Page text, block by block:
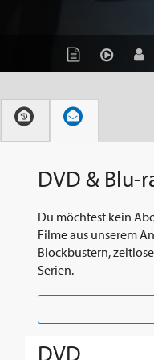
DVD & Blu-
Du möchtest kein
Filme aus unserem
Blockbustern,
Serien.
DVD